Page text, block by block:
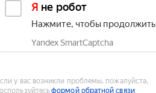
Я не робот
Нажмите, чтобы продолжить
Yandex SmartCaptcha
у вас возникли проблемы, пожалуйста,
формой обратной связи